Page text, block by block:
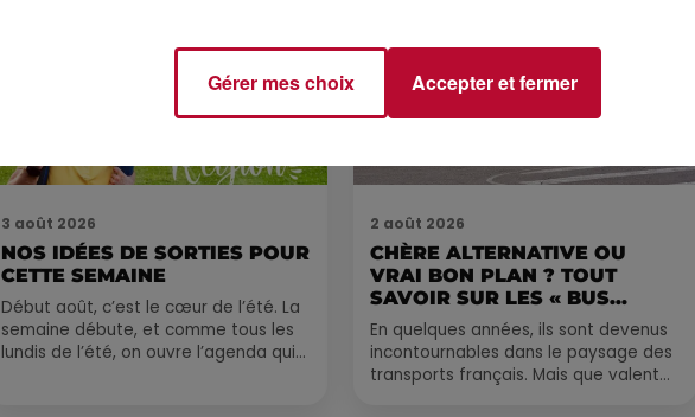
3 août 2026
NOS IDÉES DE SORTIES POUR
CETTE SEMAINE
Début août, c’est le cœur de l’été. La
semaine débute, et comme tous les
lundis de l’été, on ouvre l’agenda qui
2 août 2026
CHÈRE ALTERNATIVE OU
VRAI BON PLAN ? TOUT
SAVOIR SUR LES « BUS...
En quelques années, ils sont devenus
incontournables dans le paysage des
transports français. Mais que valent
Gérer mes choix Accepter et fermer